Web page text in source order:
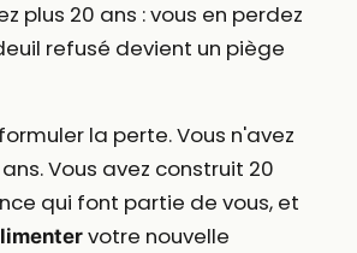
plus 20 ans : vous en perdez
refusé devient un piège
la perte. Vous n'avez
Vous avez construit 20
qui font partie de vous, et
votre nouvelle